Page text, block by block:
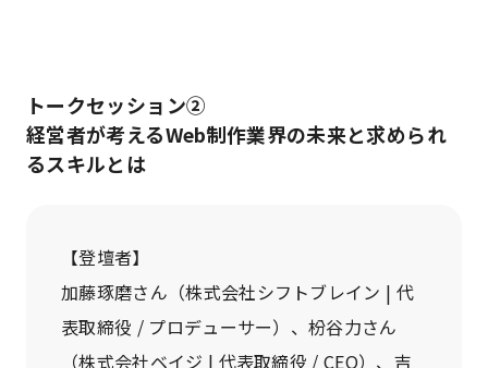
トークセッション②
経営者が考えるWeb制作業界の未来と求められ
るスキルとは
【登壇者】
加藤琢磨さん（株式会社シフトブレイン | 代
表取締役 / プロデューサー）、枌谷力さん
（株式会社ベイジ | 代表取締役 / CEO）、吉